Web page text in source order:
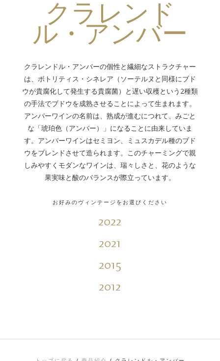
クラレンド
ル・アンバー
クラレンドル・アンバーの個性と繊細なストラクチャー
は、ボトリティス・シネレア（ソーテルヌと同様にブド
ウが貴腐化して発生する貴腐菌）と遅い収穫という2種類
の手法でブドウを成熟させることによって生まれます。
アンバーワインの名前は、熟成が進むにつれて、みごと
な「琥珀色（アンバー）」になることに由来していま
す。アンバーワインはセミヨン、ミュスカデル種のブド
ウをブレンドさせて造られます。このチャーミングで親
しみやすくモダンなワインは、瑞々しさと、花のような
果実味と酸のバランスが際立っています。
お好みのヴィンテージをお選びください
2022
2021
2015
2012